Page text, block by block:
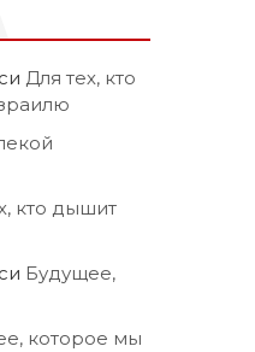
Для тех, кто
кто дышит
Будущее,
которое мы